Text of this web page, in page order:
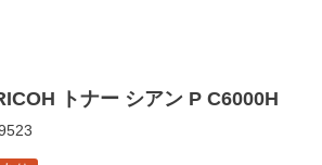
トナー シアン P C6000H